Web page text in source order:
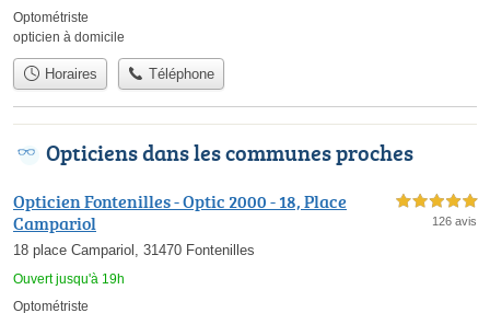
Optométriste
opticien à domicile
Horaires Téléphone
Opticiens dans les communes proches
Opticien Fontenilles - Optic 2000 - 18, Place
Campariol
18 place Campariol, 31470 Fontenilles
Ouvert jusqu'à 19h
5,0 étoiles sur 5
126 avis
Optométriste